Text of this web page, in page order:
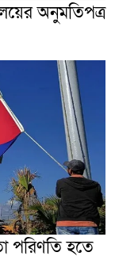
অনুমতিপত্র
পরিণতি হতে